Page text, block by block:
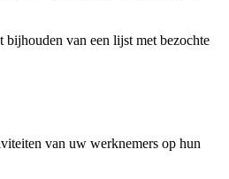
van een lijst met bezochte
van uw werknemers op hun